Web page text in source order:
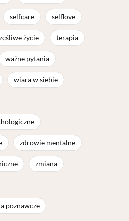
selfcare selflove
życie terapia
ważne pytania
wiara w siebie
zdrowie mentalne
zmiana
poznawcze